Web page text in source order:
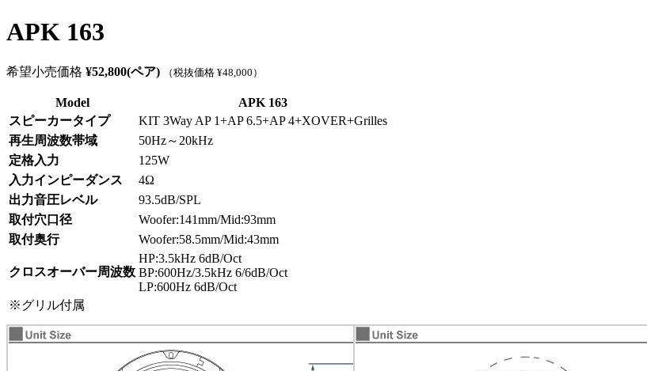
APK 163
希望小売価格 ¥52,800(ペア) （税抜価格 ¥48,000）
Model
APK 163
スピーカータイプ
KIT 3Way AP 1+AP 6.5+AP 4+XOVER+Grilles
再生周波数帯域
50Hz～20kHz
定格入力
125W
入力インピーダンス
4Ω
出力音圧レベル
93.5dB/SPL
取付穴口径
Woofer:141mm/Mid:93mm
取付奥行
Woofer:58.5mm/Mid:43mm
クロスオーバー周波数
HP:3.5kHz 6dB/Oct
BP:600Hz/3.5kHz 6/6dB/Oct
LP:600Hz 6dB/Oct
※グリル付属